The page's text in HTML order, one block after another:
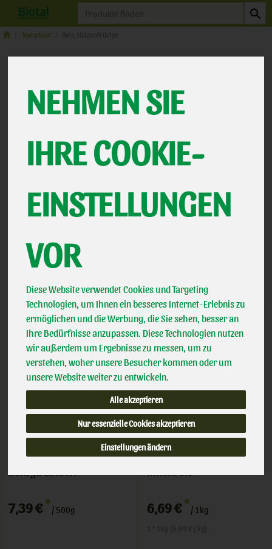
NEHMEN SIE
IHRE COOKIE-
EINSTELLUNGEN
VOR
Diese Website verwendet Cookies und Targeting
Technologien, um Ihnen ein besseres Internet-Erlebnis zu
ermöglichen und die Werbung, die Sie sehen, besser an
Ihre Bedürfnisse anzupassen. Diese Technologien nutzen
wir außerdem um Ergebnisse zu messen, um zu
verstehen, woher unsere Besucher kommen oder um
unsere Website weiter zu entwickeln.
Alle akzeptieren
Nur essenzielle Cookies akzeptieren
Einstellungen ändern
Naturkost
REIS,
HÜLSENFRÜCHTE
Hersteller
Beluga Linsen
7,39 € */ 500g
Milchreis
6,69 € */ 1kg